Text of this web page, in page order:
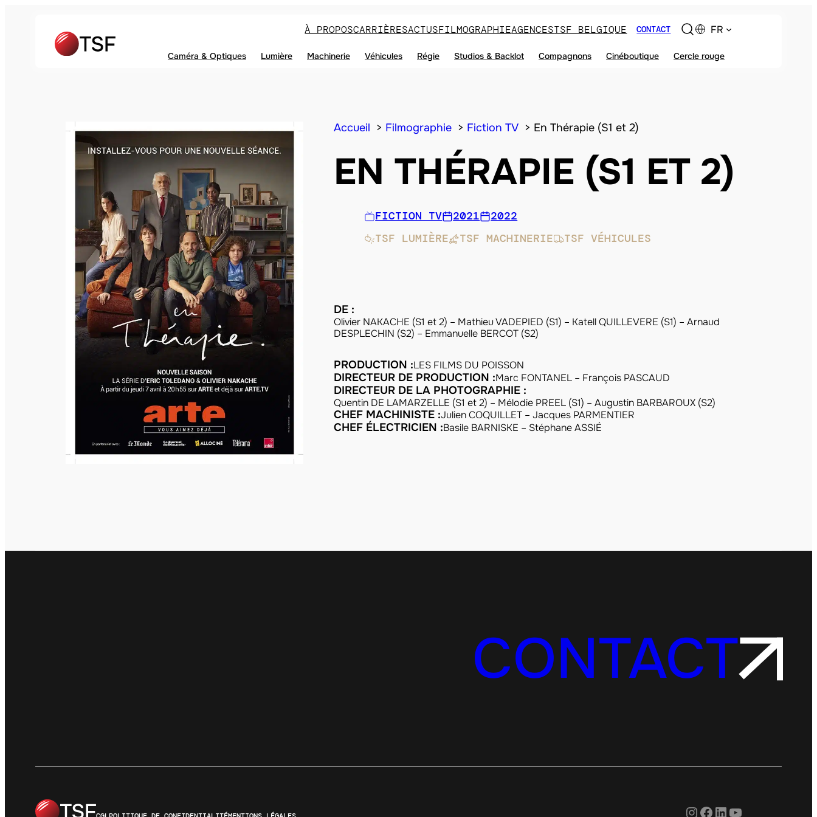
À PROPOSCARRIÈRESACTUSFILMOGRAPHIEAGENCESTSF BELGIQUE CONTACT FR
Caméra & Optiques Lumière Machinerie Véhicules Régie Studios & Backlot Compagnons Cinéboutique Cercle rouge
Accueil Filmographie Fiction TV En Thérapie (S1 et 2)
EN THÉRAPIE (S1 ET 2)
FICTION TV 2021
2022
TSF LUMIÈRE
TSF MACHINERIE TSF VÉHICULES
DE :
Olivier NAKACHE (S1 et 2) – Mathieu VADEPIED (S1) – Katell QUILLEVERE (S1) – Arnaud
DESPLECHIN (S2) – Emmanuelle BERCOT (S2)
PRODUCTION :LES FILMS DU POISSON
DIRECTEUR DE PRODUCTION :Marc FONTANEL – François PASCAUD
DIRECTEUR DE LA PHOTOGRAPHIE :
Quentin DE LAMARZELLE (S1 et 2) – Mélodie PREEL (S1) – Augustin BARBAROUX (S2)
CHEF MACHINISTE :Julien COQUILLET – Jacques PARMENTIER
CHEF ÉLECTRICIEN :Basile BARNISKE – Stéphane ASSIÉ
CONTACT
Instagram
Facebook
LinkedIn
YouTube